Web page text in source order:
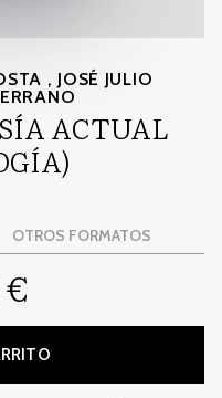
, JOSÉ JULIO
ACTUAL
OTROS FORMATOS
€